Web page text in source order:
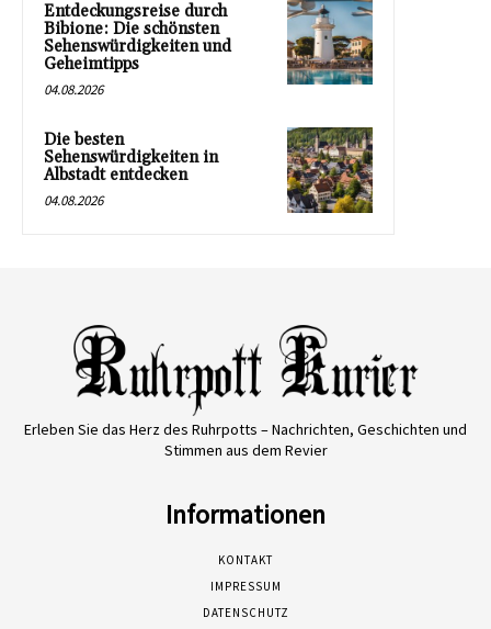
Entdeckungsreise durch
Bibione: Die schönsten
Sehenswürdigkeiten und
Geheimtipps
04.08.2026
Die besten
Sehenswürdigkeiten in
Albstadt entdecken
04.08.2026
Erleben Sie das Herz des Ruhrpotts – Nachrichten, Geschichten und
Stimmen aus dem Revier
Informationen
KONTAKT
IMPRESSUM
DATENSCHUTZ